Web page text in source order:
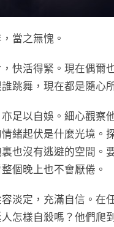
當之無愧。
快活得緊。現在偶爾
跳舞，現在都是隨心
足以自娛。細心觀察
緒起伏是什麼光境。
也沒有逃避的空間。
個晚上也不會厭倦。
淡定，充滿自信。在
怎樣自殺嗎？他們爬